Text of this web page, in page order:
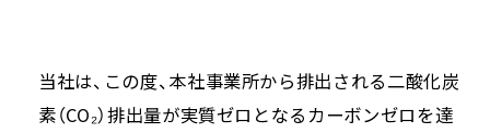
当社は、この度、本社事業所から排出される二酸化炭
素（CO₂）排出量が実質ゼロとなるカーボンゼロを達